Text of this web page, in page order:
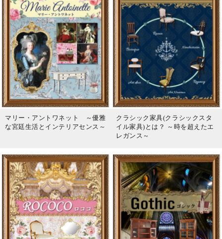
マリー・アントワネット ～優雅
な宮廷生活とインテリアセンス～
クラシック家具(クラシックスタ
イル家具)とは？ ～時を超えたエ
レガンス～